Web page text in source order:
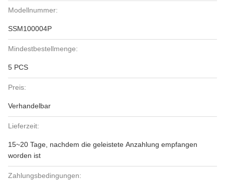
Modellnummer:
SSM100004P
Mindestbestellmenge:
5 PCS
Preis:
Verhandelbar
Lieferzeit:
15~20 Tage, nachdem die geleistete Anzahlung empfangen
worden ist
Zahlungsbedingungen: